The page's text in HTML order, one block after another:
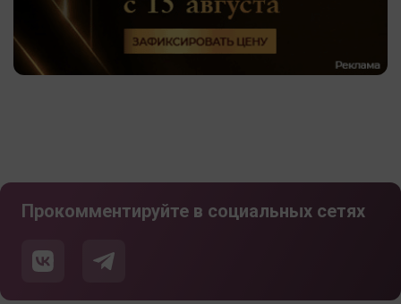
Прокомментируйте в социальных сетях